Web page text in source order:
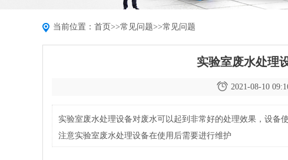
当前位置： 首页>>常见问题>>常见问题
实验室废水处理
2021-08-10
实验室废水处理设备对废水可以起到非常好的处理效果，设备
注意实验室废水处理设备在使用后需要进行维护